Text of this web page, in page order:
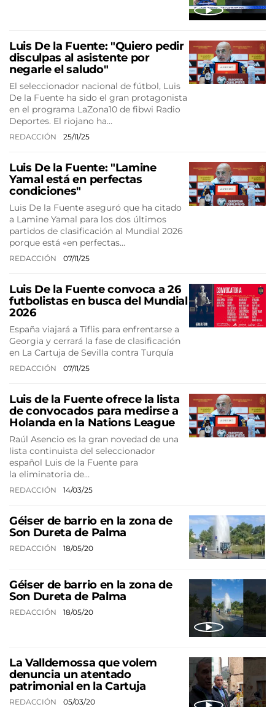
Luis De la Fuente: "Quiero pedir
disculpas al asistente por
negarle el saludo"
El seleccionador nacional de fútbol, Luis
De la Fuente ha sido el gran protagonista
en el programa LaZona10 de fibwi Radio
Deportes. El riojano ha…
REDACCIÓN 25/11/25
Luis De la Fuente: "Lamine
Yamal está en perfectas
condiciones"
Luis De la Fuente aseguró que ha citado
a Lamine Yamal para los dos últimos
partidos de clasificación al Mundial 2026
porque está «en perfectas…
REDACCIÓN 07/11/25
Luis De la Fuente convoca a 26
futbolistas en busca del Mundial
2026
España viajará a Tiflis para enfrentarse a
Georgia y cerrará la fase de clasificación
en La Cartuja de Sevilla contra Turquía
REDACCIÓN 07/11/25
Luis de la Fuente ofrece la lista
de convocados para medirse a
Holanda en la Nations League
Raúl Asencio es la gran novedad de una
lista continuista del seleccionador
español Luis de la Fuente para
la eliminatoria de…
REDACCIÓN 14/03/25
Géiser de barrio en la zona de
Son Dureta de Palma
REDACCIÓN 18/05/20
Géiser de barrio en la zona de
Son Dureta de Palma
REDACCIÓN 18/05/20
La Valldemossa que volem
denuncia un atentado
patrimonial en la Cartuja
REDACCIÓN 05/03/20